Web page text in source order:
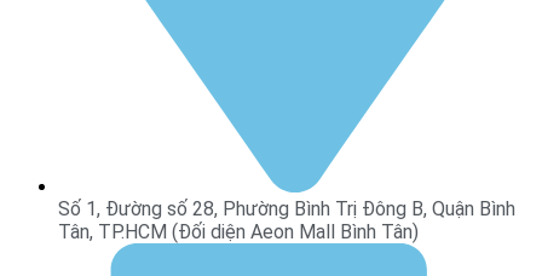
Số 1, Đường số 28, Phường Bình Trị Đông B, Quận Bình
Tân, TP.HCM (Đối diện Aeon Mall Bình Tân)